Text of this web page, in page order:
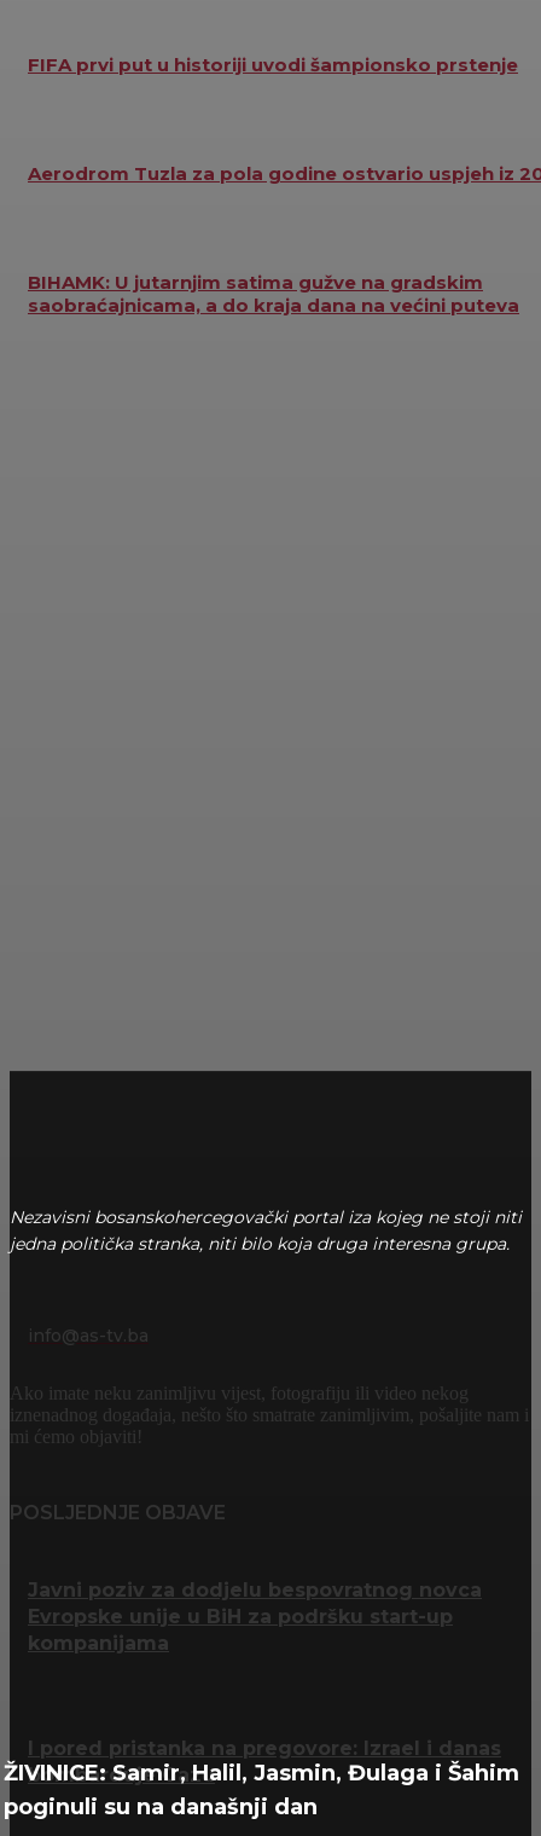
ŽIVINICE: Samir, Halil, Jasmin, Đulaga i Šahim
poginuli su na današnji dan
FIFA prvi put u historiji uvodi šampionsko prstenje
Aerodrom Tuzla za pola godine ostvario uspjeh iz
BIHAMK: U jutarnjim satima gužve na gradskim
saobraćajnicama, a do kraja dana na većini puteva
Nezavisni bosanskohercegovački portal iza kojeg ne stoji niti
jedna politička stranka, niti bilo koja druga interesna grupa.
info@as-tv.ba
Ako imate neku zanimljivu vijest, fotografiju ili video nekog
iznenadnog događaja, nešto što smatrate zanimljivim, pošaljite nam i
mi ćemo objaviti!
POSLJEDNJE OBJAVE
Javni poziv za dodjelu bespovratnog novca
Evropske unije u BiH za podršku start-up
kompanijama
I pored pristanka na pregovore: Izrael i danas
bombarduje Gazu